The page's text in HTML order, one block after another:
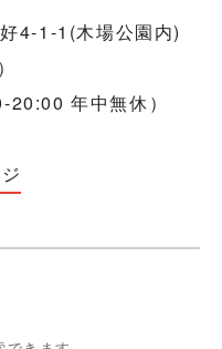
4-1-1(木場公園内)
年中無休）